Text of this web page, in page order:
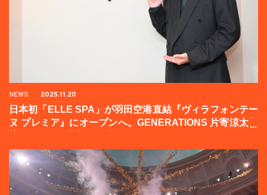
NEWS 2025.11.20
日本初「ELLE SPA」が羽田空港直結『ヴィラフォンテー
ヌ プレミア』にオープンへ。GENERATIONS 片寄涼太登